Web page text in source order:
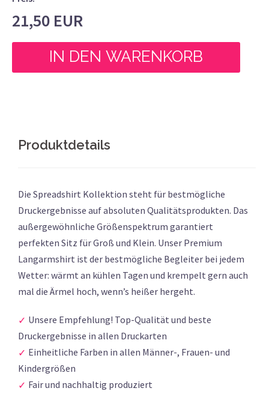
21,50 EUR
Produktdetails
Die Spreadshirt Kollektion steht für bestmögliche
Druckergebnisse auf absoluten Qualitätsprodukten. Das
außergewöhnliche Größenspektrum garantiert
perfekten Sitz für Groß und Klein. Unser Premium
Langarmshirt ist der bestmögliche Begleiter bei jedem
Wetter: wärmt an kühlen Tagen und krempelt gern auch
mal die Ärmel hoch, wenn’s heißer hergeht.
Unsere Empfehlung! Top-Qualität und beste
Druckergebnisse in allen Druckarten
Einheitliche Farben in allen Männer-, Frauen- und
Kindergrößen
Fair und nachhaltig produziert